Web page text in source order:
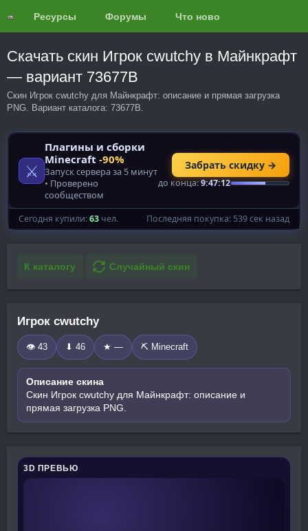
Ресурсы Форумы Что нового?
Скачать скин Игрок cwutchy в Майнкрафт
— вариант 73677B
Скин Игрок cwutchy для Майнкрафт: описание и прямая загрузка
PNG. Вариант каталога: 73677B.
К каталогу Случайный скин
Игрок cwutchy
👁 43 ⬇ 46 ★ — ⛏️ Minecraft
Описание скина
Скин Игрок cwutchy для Майнкрафт: описание и
прямая загрузка PNG.
3D ПРЕВЬЮ